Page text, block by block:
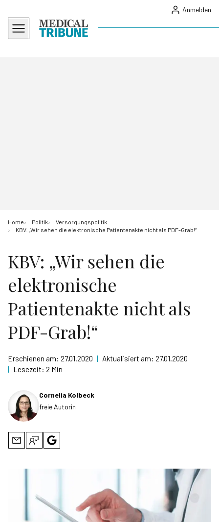
Anmelden
Home Politik
Versorgungspolitik
KBV: „Wir sehen die elektronische Patientenakte nicht als PDF-Grab!“
KBV: „Wir sehen die
elektronische
Patientenakte nicht als
PDF-Grab!“
Erschienen am: 27.01.2020 | Aktualisiert am: 27.01.2020
| Lesezeit: 2 Min
Cornelia Kolbeck
freie Autorin